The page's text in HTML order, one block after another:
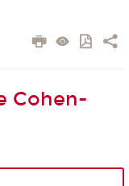
Cohen-